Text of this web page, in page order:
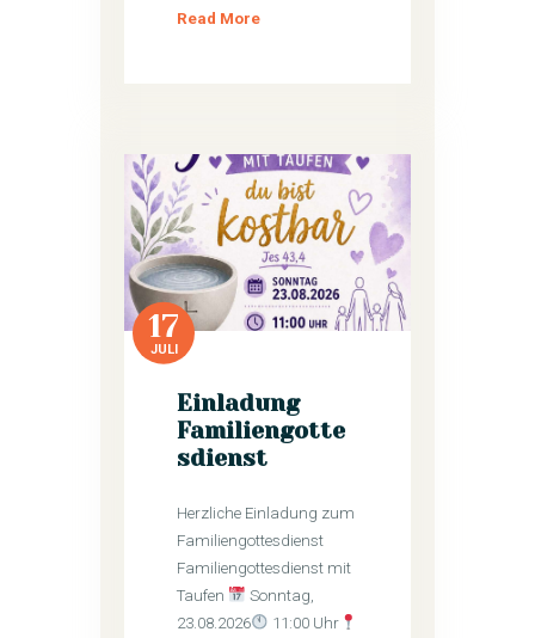
Read More
17
JULI
Einladung
Familiengotte
sdienst
Herzliche Einladung zum
Familiengottesdienst
Familiengottesdienst mit
Taufen
Sonntag,
23.08.2026
11:00 Uhr